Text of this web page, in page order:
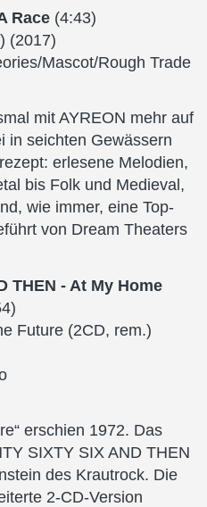
Race (4:43)
(2017)
Mascot/Rough Trade
mit AYREON mehr auf
in seichten Gewässern
erlesene Melodien,
bis Folk und Medieval,
wie immer, eine Top-
von Dream Theaters
THEN - At My Home
Future (2CD, rem.)
erschien 1972. Das
SIXTY SIX AND THEN
des Krautrock. Die
2-CD-Version